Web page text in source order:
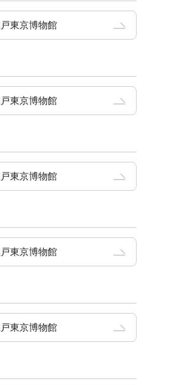
東京博物館
東京博物館
東京博物館
東京博物館
東京博物館